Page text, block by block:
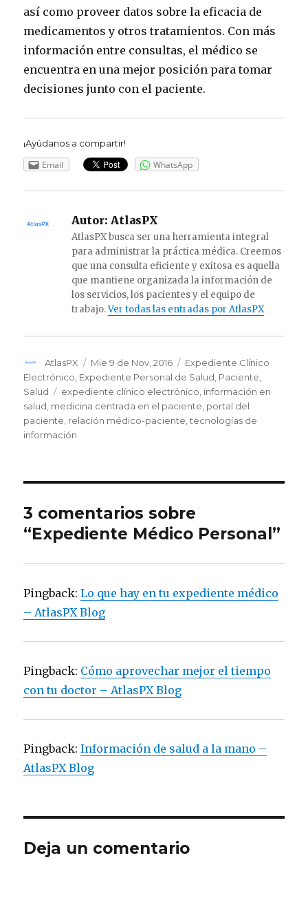
así como proveer datos sobre la eficacia de
medicamentos y otros tratamientos. Con más
información entre consultas, el médico se
encuentra en una mejor posición para tomar
decisiones junto con el paciente.
¡Ayúdanos a compartir!
Email WhatsApp
Autor: AtlasPX
AtlasPX busca ser una herramienta integral
para administrar la práctica médica. Creemos
que una consulta eficiente y exitosa es aquella
que mantiene organizada la información de
los servicios, los pacientes y el equipo de
trabajo.Ver todas las entradas por AtlasPX
Autor
AtlasPX
Publicado
el
Mie 9 de Nov, 2016 Categorías
Expediente Clínico
Electrónico, Expediente Personal de Salud, Paciente,
Salud
Etiquetas
expediente clínico electrónico, información en
salud, medicina centrada en el paciente, portal del
paciente, relación médico-paciente,tecnologías de
información
3 comentarios sobre
“Expediente Médico Personal”
Pingback:Lo que hay en tu expediente médico
– AtlasPX Blog
Pingback: Cómo aprovechar mejor el tiempo
con tu doctor – AtlasPX Blog
Pingback:Información de salud a la mano –
AtlasPX Blog
Deja un comentario